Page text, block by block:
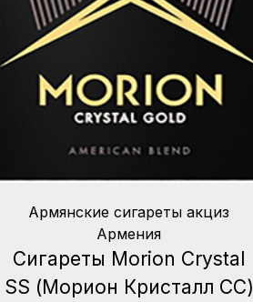
Армянские сигареты акциз
Армения
Сигареты Morion Crystal
SS (Морион Кристалл СС)